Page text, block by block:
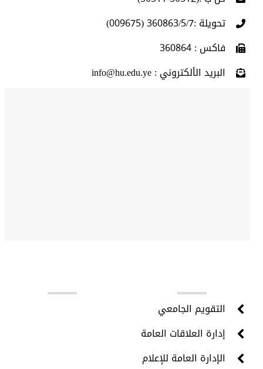
تحويلة :360863/5/7 (009675)
فاكس : 360864
البريد الألكتروني : info@hu.edu.ye
التقويم الجامعي
إدارة العلاقات العامة
الإدارة العامة للإعلام